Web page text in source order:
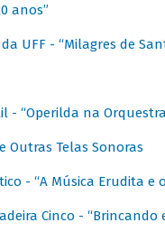
anos”
UFF - “Milagres de
- “Operilda na
Outras Telas Sonoras
- “A Música Erudita e
Cinco - “Brincando